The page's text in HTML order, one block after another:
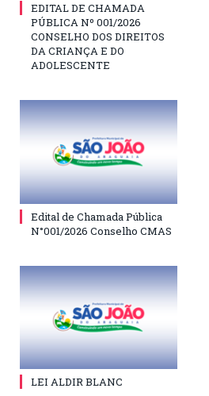
EDITAL DE CHAMADA
PÚBLICA Nº 001/2026
CONSELHO DOS DIREITOS
DA CRIANÇA E DO
ADOLESCENTE
Edital de Chamada Pública
N°001/2026 Conselho CMAS
LEI ALDIR BLANC